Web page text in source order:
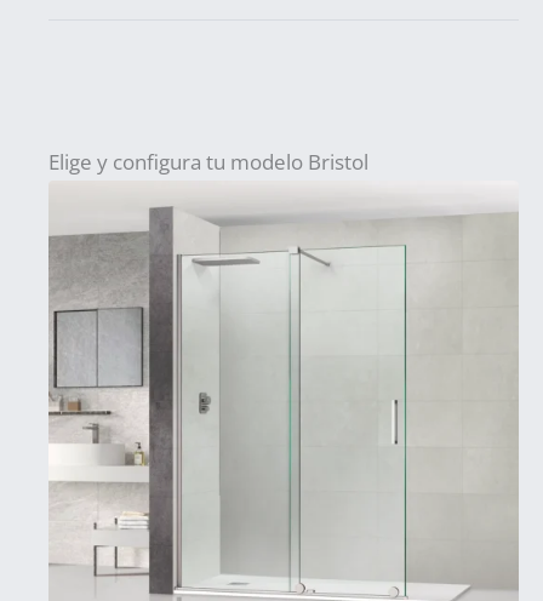
Elige y configura tu modelo Bristol